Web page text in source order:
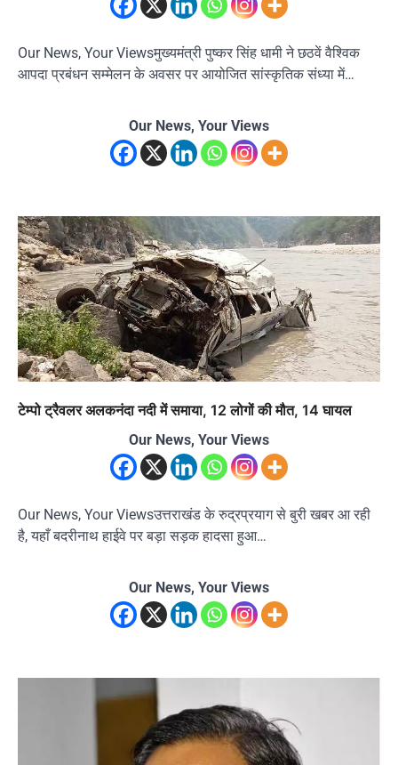
Our News, Your Viewsमुख्यमंत्री पुष्कर सिंह धामी ने छठवें वैश्विक
आपदा प्रबंधन सम्मेलन के अवसर पर आयोजित सांस्कृतिक संध्या में…
Our News, Your Views
टेम्पो ट्रैवलर अलकनंदा नदी में समाया, 12 लोगों की मौत, 14 घायल
Our News, Your Views
Our News, Your Viewsउत्तराखंड के रुद्रप्रयाग से बुरी खबर आ रही
है, यहाँ बदरीनाथ हाईवे पर बड़ा सड़क हादसा हुआ…
Our News, Your Views